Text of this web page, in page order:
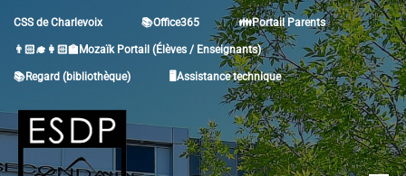
CSS de Charlevoix 📚Office365 👪Portail Parents
👨🏻‍🎓👩🏻‍🏫Mozaïk Portail (Élèves / Enseignants)
📚Regard (bibliothèque) 🖥Assistance technique